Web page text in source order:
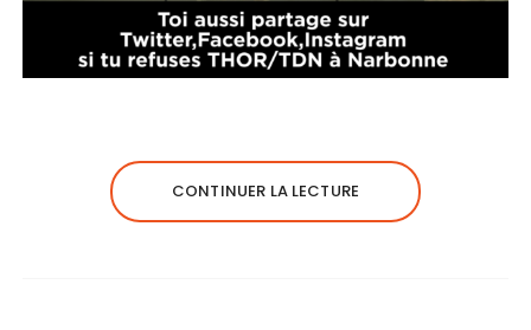
CONTINUER LA LECTURE